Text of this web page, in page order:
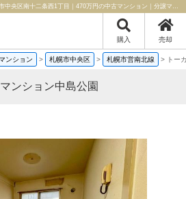
トーカンマンション中島公園 北海道札幌市中央区南十二条西1丁目｜470万円の中古マンション｜分譲マンション情報｜センチュリー21アルガホーム
購入 売却
ンション > 札幌市中央区 > 札幌市営南北線 > トー
ンション中島公園